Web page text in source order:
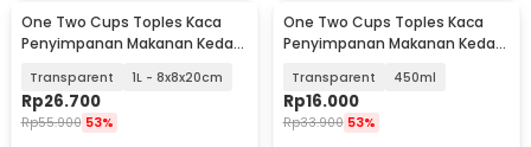
One Two Cups Toples Kaca
Penyimpanan Makanan Kedap
Transparent 1L - 8x8x20cm
Rp26.700
Rp55.900 53%
One Two Cups Toples Kaca
Penyimpanan Makanan Kedap
Transparent 450ml
Rp16.000
Rp33.900 53%